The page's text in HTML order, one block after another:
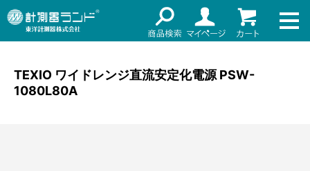
ネット通販（リセール）
ご利用ガイド
メーカーショップ
メーカー名
価格帯
TEXIO ワイドレンジ直流安定化電源 PSW-
1080L80A